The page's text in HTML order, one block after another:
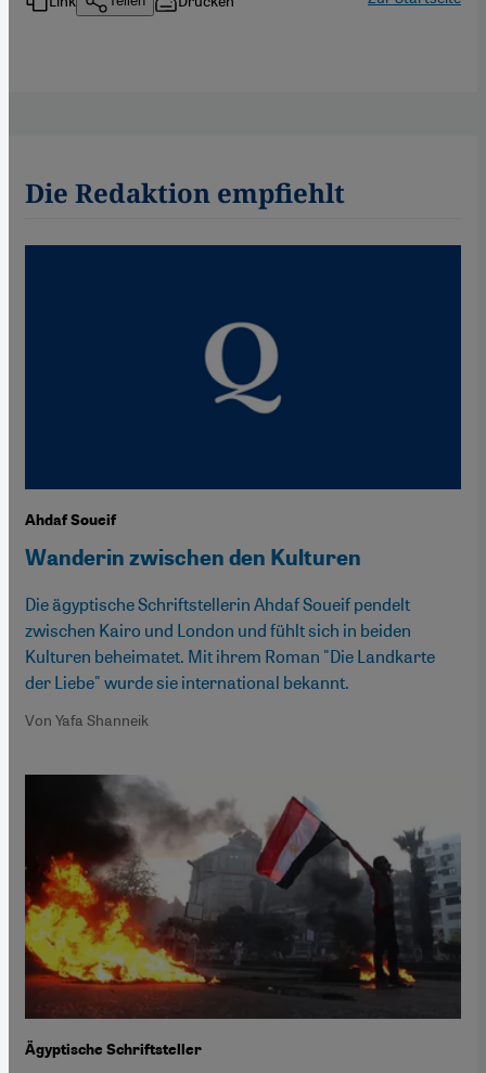
Die Redaktion empfiehlt
Ahdaf Soueif
Wanderin zwischen den Kulturen
Die ägyptische Schriftstellerin Ahdaf Soueif pendelt
zwischen Kairo und London und fühlt sich in beiden
Kulturen beheimatet. Mit ihrem Roman "Die Landkarte
der Liebe" wurde sie international bekannt.
Von Yafa Shanneik
Ägyptische Schriftsteller